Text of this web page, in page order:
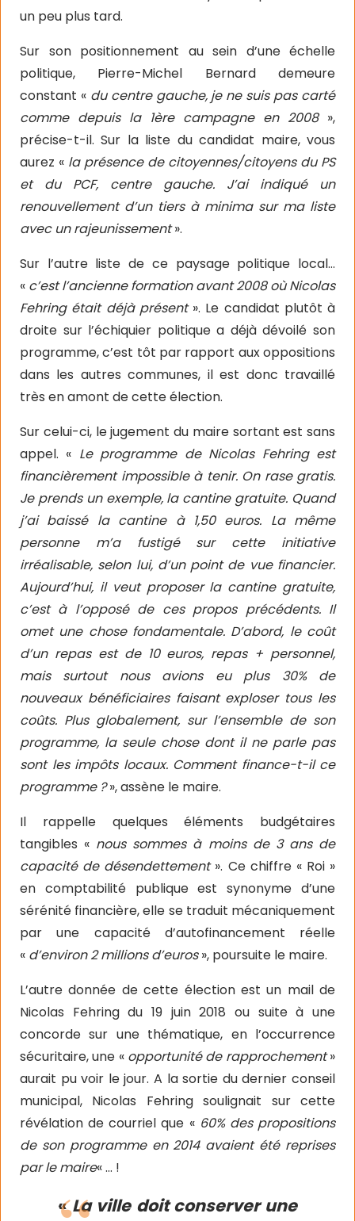
un peu plus tard.
Sur son positionnement au sein d’une échelle
politique, Pierre-Michel Bernard demeure
constant « du centre gauche, je ne suis pas carté
comme depuis la 1ère campagne en 2008 »,
précise-t-il. Sur la liste du candidat maire, vous
aurez « la présence de citoyennes/citoyens du PS
et du PCF, centre gauche. J’ai indiqué un
renouvellement d’un tiers à minima sur ma liste
avec un rajeunissement».
Sur l’autre liste de ce paysage politique local…
« c’est l’ancienne formation avant 2008 où Nicolas
Fehring était déjà présent». Le candidat plutôt à
droite sur l’échiquier politique a déjà dévoilé son
programme, c’est tôt par rapport aux oppositions
dans les autres communes, il est donc travaillé
très en amont de cette élection.
Sur celui-ci, le jugement du maire sortant est sans
appel. « Le programme de Nicolas Fehring est
financièrement impossible à tenir. On rase gratis.
Je prends un exemple, la cantine gratuite. Quand
j’ai baissé la cantine à 1,50 euros. La même
personne m’a fustigé sur cette initiative
irréalisable, selon lui, d’un point de vue financier.
Aujourd’hui, il veut proposer la cantine gratuite,
c’est à l’opposé de ces propos précédents. Il
omet une chose fondamentale. D’abord, le coût
d’un repas est de 10 euros, repas + personnel,
mais surtout nous avions eu plus 30% de
nouveaux bénéficiaires faisant exploser tous les
coûts. Plus globalement, sur l’ensemble de son
programme, la seule chose dont il ne parle pas
sont les impôts locaux. Comment finance-t-il ce
programme ?», assène le maire.
Il rappelle quelques éléments budgétaires
tangibles « nous sommes à moins de 3 ans de
capacité de désendettement». Ce chiffre « Roi »
en comptabilité publique est synonyme d’une
sérénité financière, elle se traduit mécaniquement
par une capacité d’autofinancement réelle
« d’environ 2 millions d’euros», poursuite le maire.
L’autre donnée de cette élection est un mail de
Nicolas Fehring du 19 juin 2018 ou suite à une
concorde sur une thématique, en l’occurrence
sécuritaire, une « opportunité de rapprochement»
aurait pu voir le jour. A la sortie du dernier conseil
municipal, Nicolas Fehring soulignait sur cette
révélation de courriel que « 60% des propositions
de son programme en 2014 avaient été reprises
par le maire« … !
«La ville doit conserver une